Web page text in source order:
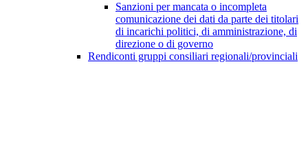
Sanzioni per mancata o incompleta
comunicazione dei dati da parte dei titolari
di incarichi politici, di amministrazione, di
direzione o di governo
Rendiconti gruppi consiliari regionali/provinciali